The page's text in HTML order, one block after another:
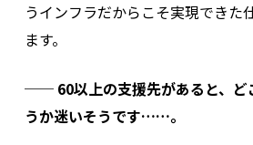
うインフラだからこそ実現できた
ます。
── 60以上の支援先があると、
うか迷いそうです……。